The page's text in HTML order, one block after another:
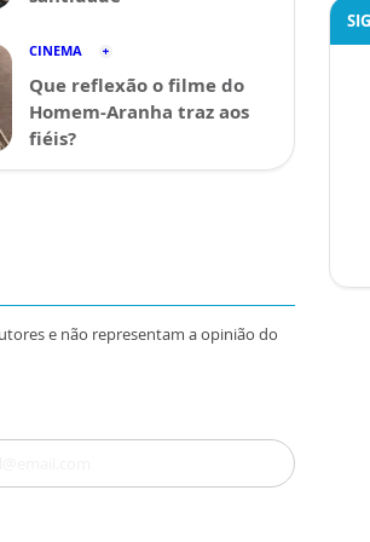
CINEMA
Que reflexão o filme do
Homem-Aranha traz aos
fiéis?
e não representam a opinião do